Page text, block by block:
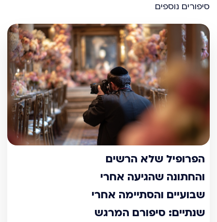
סיפורים נוספים
הפרופיל שלא הרשים
והחתונה שהגיעה אחרי
שבועיים והסתיימה אחרי
שנתיים: סיפורם המרגש